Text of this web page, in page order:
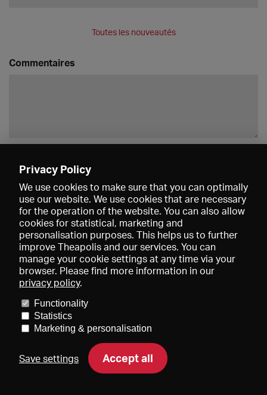
Toutes les nouveautés
Commentaires
Données médiatiques
Conditions générales de vente
Contact
Aide Newsletter
Privacy Policy
We use cookies to make sure that you can optimally
use our website. We use cookies that are necessary
for the operation of the website. You can also allow
cookies for statistical, marketing and
personalisation purposes. This helps us to further
improve Theapolis and our services. You can
manage your cookie settings at any time via your
browser. Please find more information in our
privacy policy.
Functionality
Statistics
Marketing & personalisation
Save settings Accept all